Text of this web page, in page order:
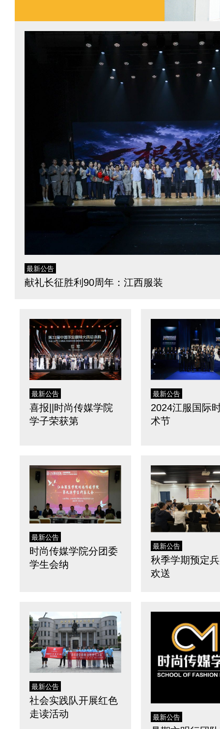
最新公告
献礼长征胜利90周年：江西服装
最新公告
喜报||时尚传媒学院
学子荣获第
最新公告
2024江服国际
术节
最新公告
时尚传媒学院分团委
学生会纳
最新公告
秋季学期预定
欢送
最新公告
社会实践队开展红色
走读活动
最新公告